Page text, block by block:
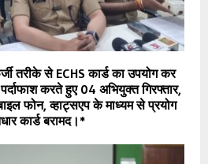
तरीके से ECHS कार्ड का उपयोग कर
करते हुए 04 अभियुक्त गिरफ्तार,
फोन, व्हाट्सएप के माध्यम से प्रयोग
कार्ड बरामद।*